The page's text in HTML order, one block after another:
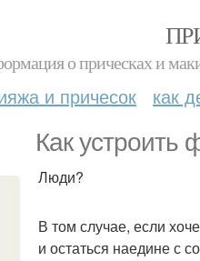
о прическах и
и причесок как
Как устроить
Люди?
В том случае, если
и остаться наедине с